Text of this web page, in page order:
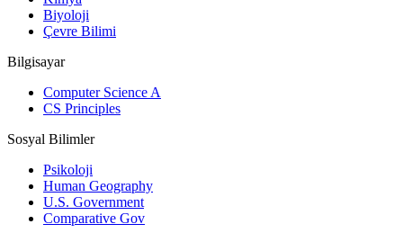
Biyoloji
Çevre Bilimi
Bilgisayar
Computer Science A
CS Principles
Sosyal Bilimler
Psikoloji
Human Geography
U.S. Government
Comparative Gov